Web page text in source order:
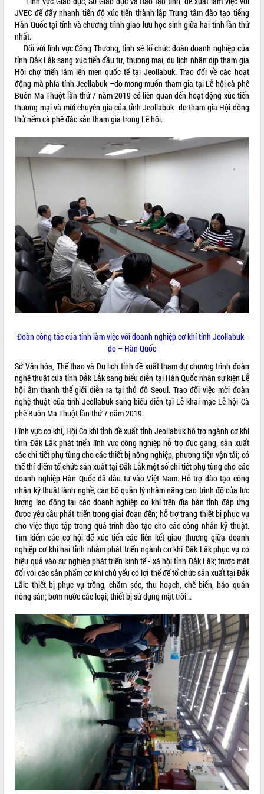
hoạch tỉnh thời kỳ 2021-2030
Hội thảo góp ý hồ sơ điều chỉnh quy
hoạch tỉnh Đắk Lắk thời kỳ 2021-2030,
tầm nhìn đến năm 2050
Nâng cao hiệu quả hoạt động của các
doanh nghiệp nhà nước
Hội nghị triển khai kết nối mạng
truyền số liệu chuyên dùng phục vụ cơ
quan Đảng, Nhà nước
tay làm sạch môi trường
Xã Ea Kar bước chuyển mình trong
công tác cải cách hành chính mô hình
UBND tỉnh họp báo định kỳ tháng 4
năm 2026
Hội thảo khoa học “Giải pháp thúc đẩy
phát triển nền kinh tế xanh tại tỉnh
Đắk Lắk”
Tăng cường giám sát, đôn đốc thực
hiện nhiệm vụ quản lý tài sản công
hàng tuần
Tháo gỡ những vướng mắc, đẩy mạnh
công tác cải cách thủ tục hành chính
công tỉnh
Đắk Lắk: Tôn vinh 46 giải pháp tại Hội
thi Sáng tạo Kỹ thuật 2024 - 2025
Đắk Lắk rà soát, điều chỉnh Đề án 190
về phát triển nuôi trồng thủy sản
Phó Chủ tịch UBND tỉnh Đắk Lắk
Trương Công Thái kiểm tra thực địa
Dự án cao tốc Khánh Hòa - Buôn Ma
Thuột
Định vị cà phê Việt Nam như một “di
sản sống” trong dòng chảy toàn cầu
Xây dựng nông thôn mới: Nâng cao đời
sống người dân từ những mô hình thiết
thực
Quyết liệt tháo gỡ vướng mắc, đẩy
nhanh tiến độ các dự án trọng điểm
trong Khu kinh tế Nam Phú Yên
Hòn Yến phát triển du lịch gắn với bảo
tồn biển
Lấy ý kiến điều chỉnh Quy hoạch tỉnh
Đắk Lắk thời kỳ 2021-2030, tầm nhìn
Phát động chiến dịch 30 ngày đêm
giải phóng mặt bằng Tuyến đường bộ
ven biển
Đắk Lắk nỗ lực thúc đẩy tăng trưởng
kinh tế từ 10% trở lên trong Quý
II/2026
Đắk Lắk ký kết thỏa thuận hợp tác về
chuyển đổi số giai đoạn 2026 – 2030
với Tập đoàn Bưu chính Viễn thông
Việt Nam
Thứ trưởng Bộ Y tế làm việc với tỉnh
Đắk Lắk về phát triển nhân lực y tế
cho trạm y tế cấp xã
Du lịch Đắk Lắk nâng tầm trải nghiệm
JVEC để đẩy nhanh tiến độ xúc tiến thành lập Trung tâm đào tạo tiếng
Hàn Quốc tại tỉnh và chương trình giao lưu học sinh giữa hai tỉnh lần thứ
nhất.
Đối với lĩnh vực Công Thương, tỉnh sẽ tổ chức đoàn doanh nghiệp của
tỉnh Đắk Lắk sang xúc tiến đầu tư, thương mại, du lịch nhân dịp tham gia
Hội chợ triển lãm lên men quốc tế tại Jeollabuk. Trao đổi về các hoạt
động mà phía tỉnh Jeollabuk –do mong muốn tham gia tại Lễ hội cà phê
Buôn Ma Thuột lần thứ 7 năm 2019 có liên quan đến hoạt động xúc tiến
thương mại và mời chuyên gia của tỉnh Jeollabuk -do tham gia Hội đồng
thử nếm cà phê đặc sản tham gia trong Lễ hội.
Đoàn công tác của tỉnh làm việc với doanh nghiệp cơ khí tỉnh Jeollabuk-
do – Hàn Quốc
Sở Văn hóa, Thể thao và Du lịch tỉnh đề xuất tham dự chương trình đoàn
nghệ thuật của tỉnh Đắk Lắk sang biểu diễn tại Hàn Quốc nhân sự kiện Lễ
hội âm thanh thế giới diễn ra tại thủ đô Seoul. Trao đổi việc mời đoàn
nghệ thuật của tỉnh Jeollabuk sang biểu diễn tại Lễ khai mạc Lễ hội Cà
phê Buôn Ma Thuột lần thứ 7 năm 2019.
Lĩnh vực cơ khí, Hội Cơ khí tỉnh đề xuất tỉnh Jeollabuk hỗ trợ ngành cơ khí
tỉnh Đắk Lắk phát triển lĩnh vực công nghiệp hỗ trợ đúc gang, sản xuất
các chi tiết phụ tùng cho các thiết bị nông nghiệp, phương tiện vận tải; có
thể thí điểm tổ chức sản xuất tại Đắk Lắk một số chi tiết phụ tùng cho các
doanh nghiệp Hàn Quốc đã đầu tư vào Việt Nam. Hỗ trợ đào tạo công
nhân kỹ thuật lành nghề, cán bộ quản lý nhằm nâng cao trình độ của lực
lượng lao động tại các doanh nghiệp cơ khí trên địa bàn tỉnh đáp ứng
được yêu cầu phát triển trong giai đoạn đến; hỗ trợ trang thiết bị phục vụ
cho việc thực tập trong quá trình đào tạo cho các công nhân kỹ thuật.
Tìm kiếm các cơ hội để xúc tiến các liên kết giao thương giữa doanh
nghiệp cơ khí hai tỉnh nhằm phát triển ngành cơ khí Đắk Lắk phục vụ có
hiệu quả vào sự nghiệp phát triển kinh tế - xã hội tỉnh Đắk Lắk; trước mắt
đối với các sản phẩm cơ khí chủ yếu có lợi thế để tổ chức sản xuất tại Đắk
Lắk: thiết bị phục vụ trồng, chăm sóc, thu hoạch, chế biến, bảo quản
nông sản; bơm nước các loại; thiết bị sử dụng mặt trời...